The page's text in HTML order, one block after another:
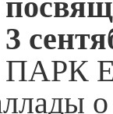
3
ПАРК
о